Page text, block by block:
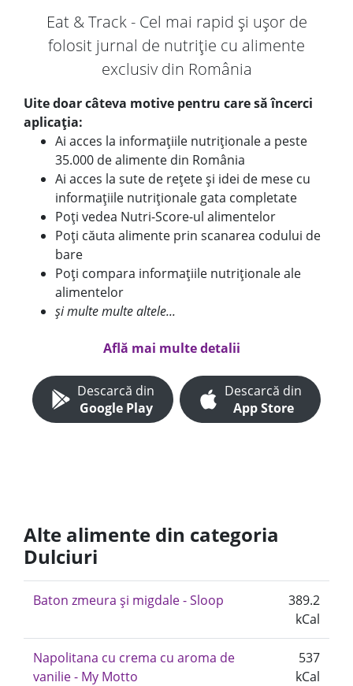
Eat & Track - Cel mai rapid și ușor de
folosit jurnal de nutriție cu alimente
exclusiv din România
Uite doar câteva motive pentru care să încerci
aplicația:
Ai acces la informațiile nutriționale a peste
35.000 de alimente din România
Ai acces la sute de rețete și idei de mese cu
informațiile nutriționale gata completate
Poți vedea Nutri-Score-ul alimentelor
Poți căuta alimente prin scanarea codului de
bare
Poți compara informațiile nutriționale ale
alimentelor
și multe multe altele...
Află mai multe detalii
Descarcă din
Google Play
Descarcă din
App Store
Alte alimente din categoria
Dulciuri
Baton zmeura și migdale - Sloop
389.2
kCal
Napolitana cu crema cu aroma de
vanilie - My Motto
537
kCal